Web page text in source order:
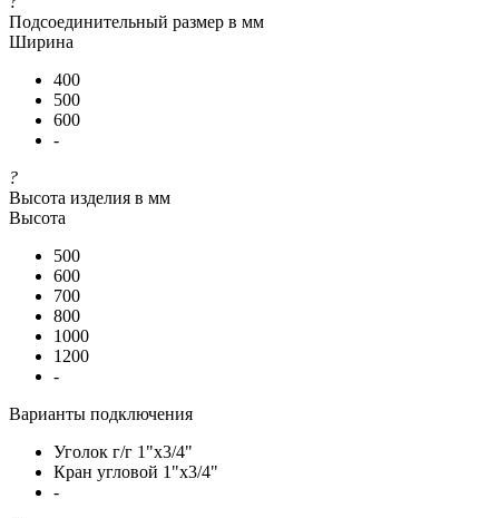
Подсоединительный размер в мм
Ширина
400
500
600
-
?
Высота изделия в мм
Высота
500
600
700
800
1000
1200
-
Варианты подключения
Уголок г/г 1"х3/4"
Кран угловой 1"х3/4"
-